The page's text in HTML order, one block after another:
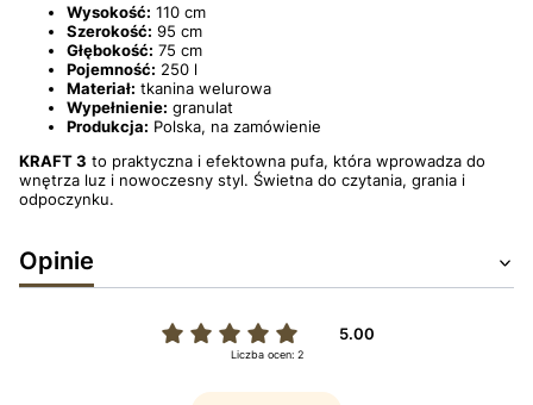
Wysokość: 110 cm
Szerokość: 95 cm
Głębokość: 75 cm
Pojemność: 250 l
Materiał: tkanina welurowa
Wypełnienie: granulat
Produkcja: Polska, na zamówienie
KRAFT 3 to praktyczna i efektowna pufa, która wprowadza do
wnętrza luz i nowoczesny styl. Świetna do czytania, grania i
odpoczynku.
Opinie
5.00
Liczba ocen: 2